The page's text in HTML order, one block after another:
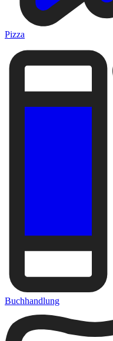
Pizza
Buchhandlung